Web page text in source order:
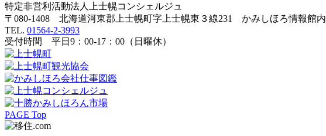
特定非営利活動法人
上士幌コンシェルジュ
〒080-1408 北海道河東郡上士幌町字上士幌東３線231 かみしほろ情報館内
TEL. 01564-2-3993
受付時間 平日9：00-17：00（日曜休）
PAGE Top